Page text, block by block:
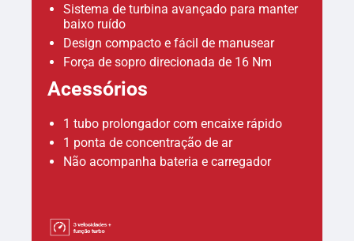
Sistema de turbina avançado para manter
baixo ruído
Design compacto e fácil de manusear
Força de sopro direcionada de 16 Nm
Acessórios
1 tubo prolongador com encaixe rápido
1 ponta de concentração de ar
Não acompanha bateria e carregador